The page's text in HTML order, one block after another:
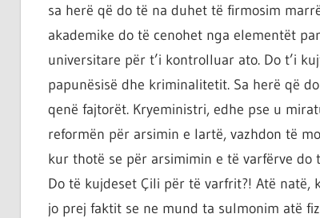
sa herë që do të na duhet të firmosim
akademike do të cenohet nga elementët
universitare për t’i kontrolluar ato. Do t’i
papunësisë dhe kriminalitetit. Sa herë që
qenë fajtorët. Kryeministri, edhe pse u
reformën për arsimin e lartë, vazhdon të
kur thotë se për arsimimin e të varfërve do
Do të kujdeset Çili për të varfrit?! Atë
jo prej faktit se ne mund ta sulmonim atë